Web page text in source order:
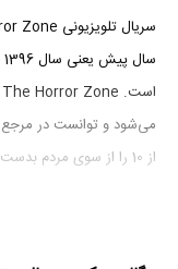
سریال تلویزیونی The Horror Zone به‌کارگردانی
است. The Horror Zone که اولین سریال
می‌شود و توانست در مرجع